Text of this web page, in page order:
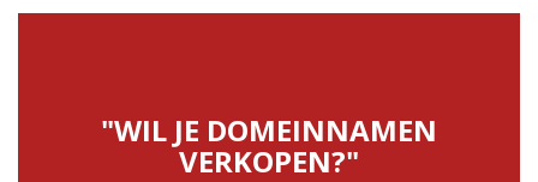
"WIL JE DOMEINNAMEN
VERKOPEN?"